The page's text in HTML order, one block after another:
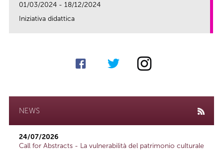
01/03/2024 - 18/12/2024
Iniziativa didattica
NEWS
24/07/2026
Call for Abstracts - La vulnerabilità del patrimonio culturale